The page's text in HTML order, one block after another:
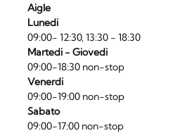
Aigle
Lunedi
09:00- 12:30, 13:30 - 18:30
Martedi - Giovedi
09:00-18:30 non-stop
Venerdi
09:00-19:00 non-stop
Sabato
09:00-17:00 non-stop